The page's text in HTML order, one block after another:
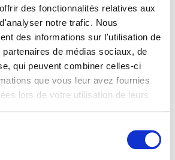
des fonctionnalités relatives aux
notre trafic. Nous
des informations sur l'utilisation de
de médias sociaux, de
qui peuvent combiner celles-ci
que vous leur avez fournies
lors de votre utilisation de leurs
BILLET
9 ans